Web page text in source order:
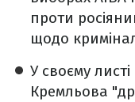
проти
щодо
У своєму
Кремльова